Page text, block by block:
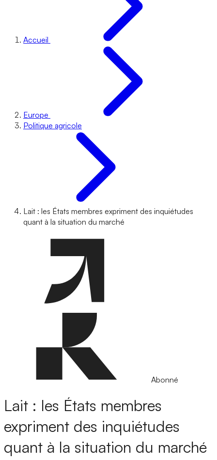
Accueil
Europe
Politique agricole
Lait : les États membres expriment des inquiétudes
quant à la situation du marché
Abonné
Lait : les États membres
expriment des inquiétudes
quant à la situation du marché